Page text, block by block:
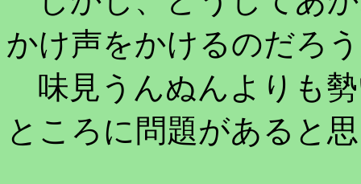
かけ声をかけるのだろ
味見うんぬんよりも
ところに問題があると